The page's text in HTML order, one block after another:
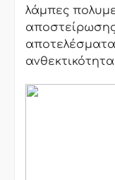
λάμπες